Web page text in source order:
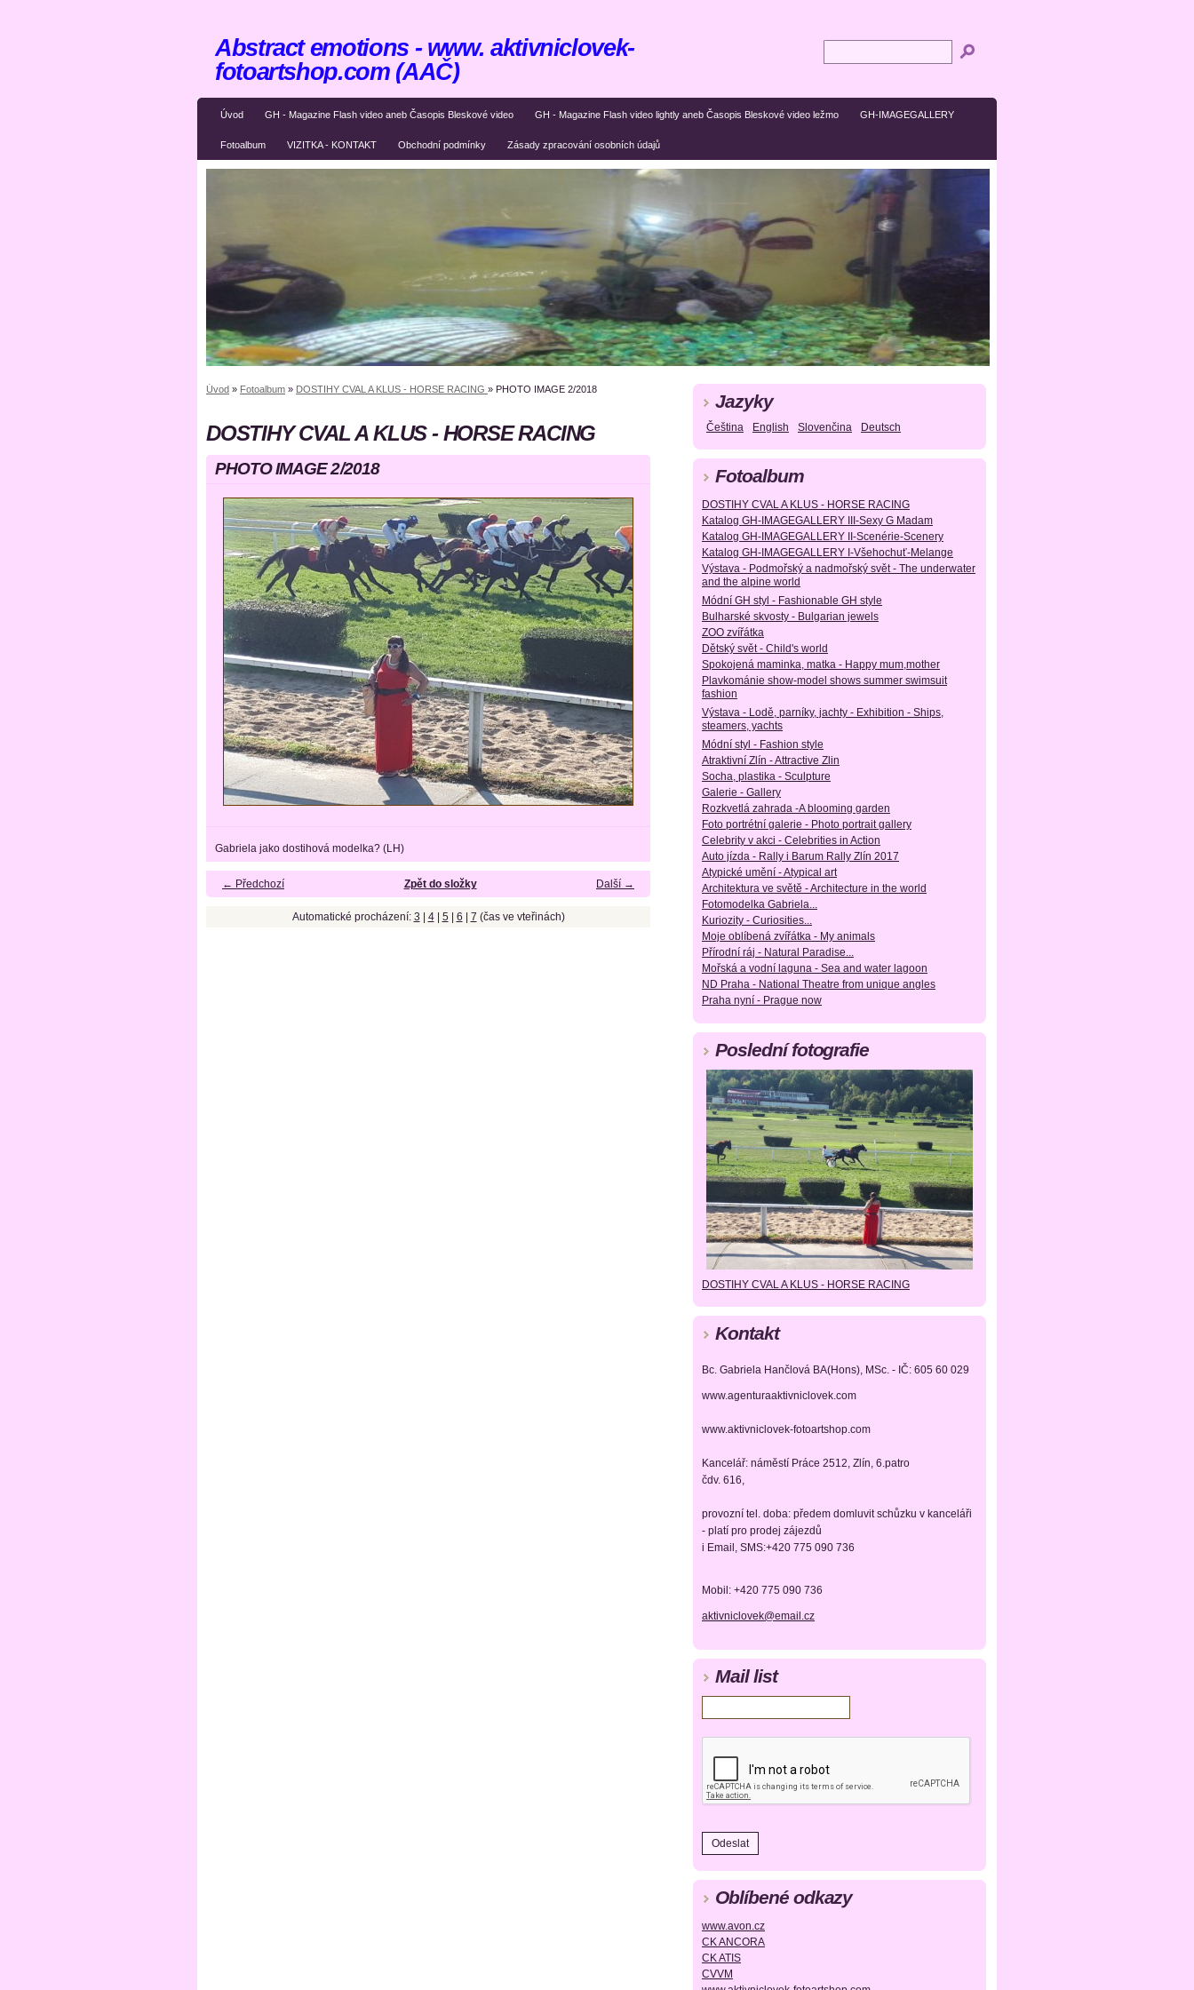
Úvod GH - Magazine Flash video aneb Časopis Bleskové video GH - Magazine Flash video lightly aneb Časopis Bleskové video ležmo GH-IMAGEGALLERY
Fotoalbum VIZITKA - KONTAKT Obchodní podmínky Zásady zpracování osobních údajů
Abstract emotions - www. aktivniclovek-
fotoartshop.com (AAČ)
Úvod » Fotoalbum » DOSTIHY CVAL A KLUS - HORSE RACING » PHOTO IMAGE 2/2018
DOSTIHY CVAL A KLUS - HORSE RACING
PHOTO IMAGE 2/2018
Gabriela jako dostihová modelka? (LH)
← Předchozí Další →
Zpět do složky
Automatické procházení: 3 4| 5| 6 7 (čas ve vteřinách)
Jazyky
Čeština English Slovenčina Deutsch
Fotoalbum
DOSTIHY CVAL A KLUS - HORSE RACING
Katalog GH-IMAGEGALLERY III-Sexy G Madam
Katalog GH-IMAGEGALLERY II-Scenérie-Scenery
Katalog GH-IMAGEGALLERY I-Všehochuť-Melange
Výstava - Podmořský a nadmořský svět - The underwater
and the alpine world
Módní GH styl - Fashionable GH style
Bulharské skvosty - Bulgarian jewels
ZOO zvířátka
Dětský svět - Child's world
Spokojená maminka, matka - Happy mum,mother
Plavkománie show-model shows summer swimsuit
fashion
Výstava - Lodě, parníky, jachty - Exhibition - Ships,
steamers, yachts
Módní styl - Fashion style
Atraktivní Zlín - Attractive Zlin
Socha, plastika - Sculpture
Galerie - Gallery
Rozkvetlá zahrada -A blooming garden
Foto portrétní galerie - Photo portrait gallery
Celebrity v akci - Celebrities in Action
Auto jízda - Rally i Barum Rally Zlín 2017
Atypické umění - Atypical art
Architektura ve světě - Architecture in the world
Fotomodelka Gabriela...
Kuriozity - Curiosities...
Moje oblíbená zvířátka - My animals
Přírodní ráj - Natural Paradise...
Mořská a vodní laguna - Sea and water lagoon
ND Praha - National Theatre from unique angles
Praha nyní - Prague now
Poslední fotografie
DOSTIHY CVAL A KLUS - HORSE RACING
Kontakt
Bc. Gabriela Hančlová BA(Hons), MSc. - IČ: 605 60 029
www.agenturaaktivniclovek.com
www.aktivniclovek-fotoartshop.com
Kancelář: náměstí Práce 2512, Zlín, 6.patro
čdv. 616,
provozní tel. doba: předem domluvit schůzku v kanceláři
- platí pro prodej zájezdů
i Email, SMS:+420 775 090 736
Mobil: +420 775 090 736
aktivniclovek@email.cz
Mail list
Oblíbené odkazy
www.avon.cz
CK ANCORA
CK ATIS
CVVM